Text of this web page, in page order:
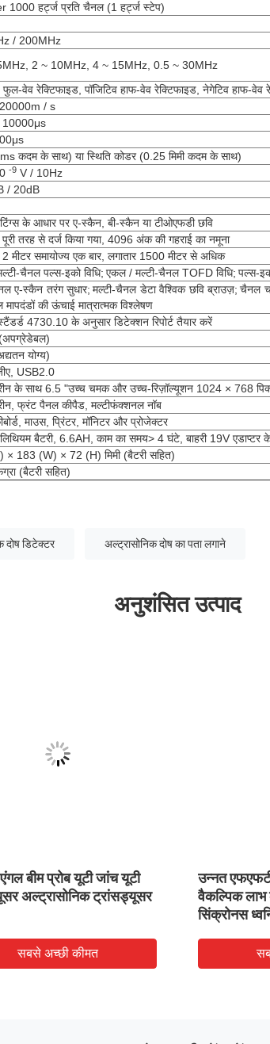
1000 हर्ट्ज प्रति चैनल (1 हर्ट्ज स्टेप)
/ 200MHz
2 ~ 10MHz, 4 ~ 15MHz, 0.5 ~ 30MHz
वेव रेक्टिफाइड, पॉजिटिव हाफ-वेव रेक्टिफाइड, नेगेटिव हाफ-वेव
/ s
कदम के साथ) या स्थिति कोडर (0.25 मिमी कदम के साथ)
-9 V / 10Hz
/ 20dB
के आधार पर ए-स्कैन, बी-स्कैन या टीओएफडी छवि
तरह से दर्ज किया गया, 4096 अंक की गहराई का नमूना
मीटर समायोज्य एक बार, लगातार 1500 मीटर से अधिक
चैनल पल्स-इको विधि; एकल / मल्टी-चैनल TOFD विधि; पल्स-
ए-स्कैन तरंग सुधार; मल्टी-चैनल डेटा वैश्विक छवि ब्राउज़; चैनल
की ऊंचाई मात्रात्मक विश्लेषण
4730.10 के अनुसार डिटेक्शन रिपोर्ट तैयार करें
योग्य)
USB2.0
के साथ 6.5 "उच्च चमक और उच्च-रिज़ॉल्यूशन 1024 × 768
फ्रंट पैनल कीपैड, मल्टीफंक्शनल नॉब
माउस, प्रिंटर, मॉनिटर और प्रोजेक्टर
बैटरी, 6.6AH, काम का समय> 4 घंटे, बाहरी 19V एडाप्टर
× 183 (W) × 72 (H) मिमी (बैटरी सहित)
(बैटरी सहित)
दोष डिटेक्टर अल्ट्रासोनिक दोष का पता लगाने
अनुशंसित उत्पाद
बीम प्रोब यूटी जांच यूटी
अल्ट्रासोनिक ट्रांसड्यूसर
सबसे अच्छी कीमत
उन्नत
वैकल्पिक
सिंक्रोनस